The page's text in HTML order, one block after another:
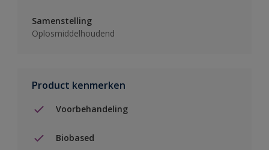
Samenstelling
Oplosmiddelhoudend
Product kenmerken
Voorbehandeling
Biobased